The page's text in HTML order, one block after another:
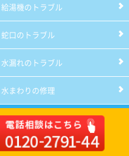
給湯機のトラブル
蛇口のトラブル
水漏れのトラブル
水まわりの修理
サービス対応エリア
作業の流れ